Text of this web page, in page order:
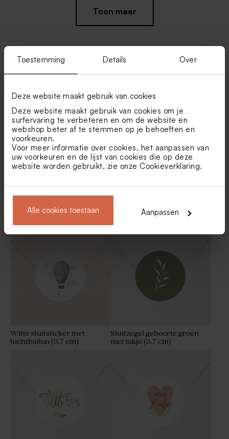
Toestemming Details Over
Deze website maakt gebruik van cookies
Deze website maakt gebruik van cookies om je
surfervaring te verbeteren en om de website en
webshop beter af te stemmen op je behoeften en
voorkeuren.
Voor meer informatie over cookies, het aanpassen van
uw voorkeuren en de lijst van cookies die op deze
website worden gebruikt, zie onze Cookieverklaring.
Alle cookies toestaan Aanpassen
Stoffen zakje babyblauw
Geboortezeepjes met naam |
blauw
Ambachtelijke lolly blauw
met gouden spikkeltjes
Tetra zakje blauw
Toon meer
Witte sluitsticker met
Sluitzegel geboorte hartje
oud-roze (3,7 cm)
Witte sluitsticker met
luchtballon (3,7 cm)
Sluitzegel geboorte groen
met takje (3,7 cm)